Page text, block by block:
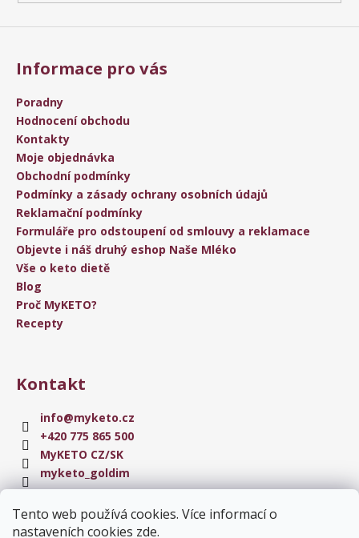
Tento web používá cookies. Více informací o
nastaveních cookies zde.
Informace pro vás
Poradny
Hodnocení obchodu
Kontakty
Moje objednávka
Obchodní podmínky
Podmínky a zásady ochrany osobních údajů
Reklamační podmínky
Formuláře pro odstoupení od smlouvy a reklamace
Objevte i náš druhý eshop Naše Mléko
Vše o keto dietě
Blog
Proč MyKETO?
Recepty
Kontakt
info@myketo.cz
+420 775 865 500
MyKETO CZ/SK
myketo_goldim
Instagram